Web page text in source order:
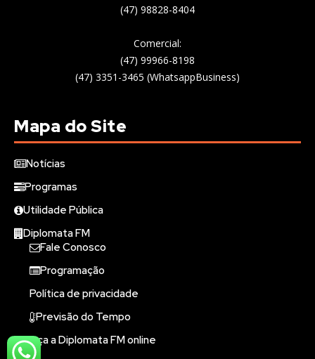
(47) 98828-8404
Comercial:
(47) 99966-8198
(47) 3351-3465 (WhatsappBusiness)
Mapa do Site
Notícias
Programas
Utilidade Pública
Diplomata FM
Fale Conosco
Programação
Política de privacidade
Previsão do Tempo
Ouça a Diplomata FM online